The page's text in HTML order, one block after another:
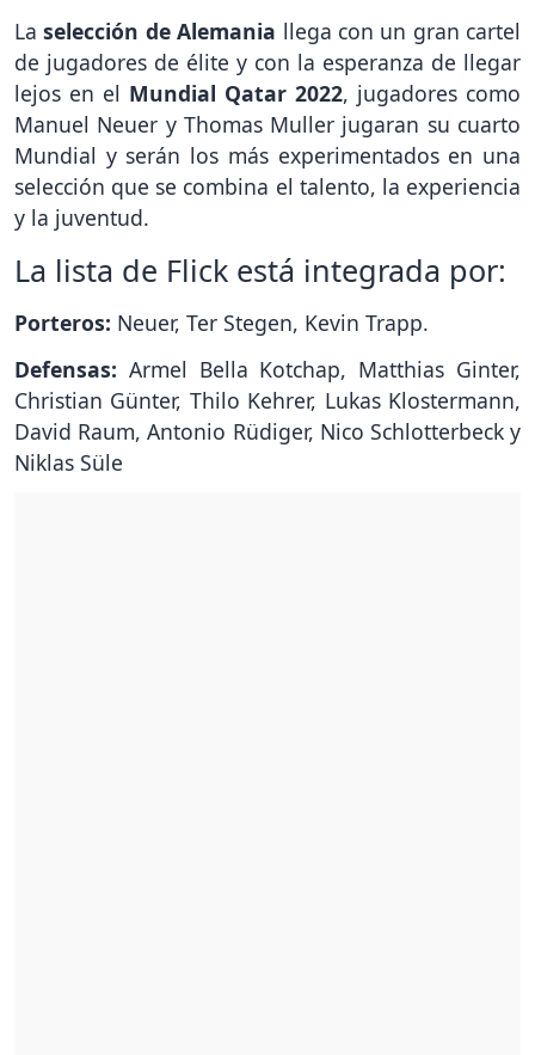
Laselección de Alemania llega con un gran cartel
de jugadores de élite y con la esperanza de llegar
lejos en el Mundial Qatar 2022, jugadores como
Manuel Neuer y Thomas Muller jugaran su cuarto
Mundial y serán los más experimentados en una
selección que se combina el talento, la experiencia
y la juventud.
La lista de Flick está integrada por:
Porteros: Neuer, Ter Stegen, Kevin Trapp.
Defensas: Armel Bella Kotchap, Matthias Ginter,
Christian Günter, Thilo Kehrer, Lukas Klostermann,
David Raum, Antonio Rüdiger, Nico Schlotterbeck y
Niklas Süle